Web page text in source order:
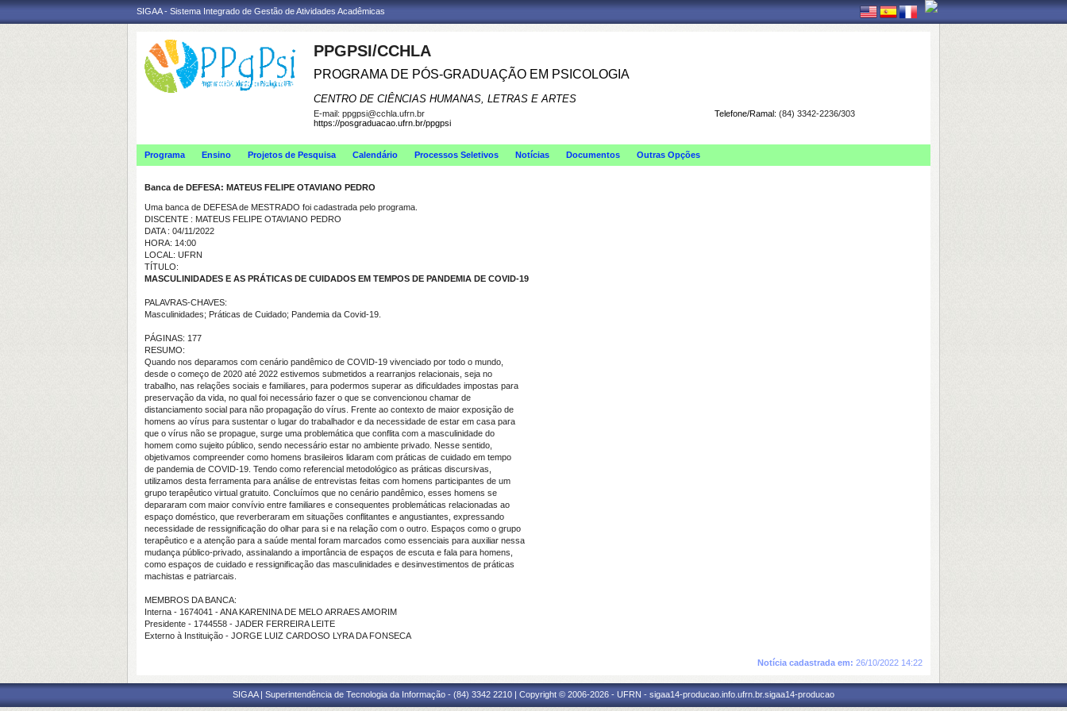
SIGAA - Sistema Integrado de Gestão de Atividades Acadêmicas
PPGPSI/CCHLA
PROGRAMA DE PÓS-GRADUAÇÃO EM PSICOLOGIA
CENTRO DE CIÊNCIAS HUMANAS, LETRAS E ARTES
Telefone/Ramal: (84) 3342-2236/303
E-mail: ppgpsi@cchla.ufrn.br
https://posgraduacao.ufrn.br/ppgpsi
Programa Ensino Projetos de Pesquisa Calendário Processos Seletivos Notícias Documentos Outras Opções
Banca de DEFESA: MATEUS FELIPE OTAVIANO PEDRO
Uma banca de DEFESA de MESTRADO foi cadastrada pelo programa.
DISCENTE : MATEUS FELIPE OTAVIANO PEDRO
DATA : 04/11/2022
HORA: 14:00
LOCAL: UFRN
TÍTULO:
MASCULINIDADES E AS PRÁTICAS DE CUIDADOS EM TEMPOS DE PANDEMIA DE COVID-19
PALAVRAS-CHAVES:
Masculinidades; Práticas de Cuidado; Pandemia da Covid-19.
PÁGINAS: 177
RESUMO:
Quando nos deparamos com cenário pandêmico de COVID-19 vivenciado por todo o mundo,
desde o começo de 2020 até 2022 estivemos submetidos a rearranjos relacionais, seja no
trabalho, nas relações sociais e familiares, para podermos superar as dificuldades impostas para
preservação da vida, no qual foi necessário fazer o que se convencionou chamar de
distanciamento social para não propagação do vírus. Frente ao contexto de maior exposição de
homens ao vírus para sustentar o lugar do trabalhador e da necessidade de estar em casa para
que o vírus não se propague, surge uma problemática que conflita com a masculinidade do
homem como sujeito público, sendo necessário estar no ambiente privado. Nesse sentido,
objetivamos compreender como homens brasileiros lidaram com práticas de cuidado em tempo
de pandemia de COVID-19. Tendo como referencial metodológico as práticas discursivas,
utilizamos desta ferramenta para análise de entrevistas feitas com homens participantes de um
grupo terapêutico virtual gratuito. Concluímos que no cenário pandêmico, esses homens se
depararam com maior convívio entre familiares e consequentes problemáticas relacionadas ao
espaço doméstico, que reverberaram em situações conflitantes e angustiantes, expressando
necessidade de ressignificação do olhar para si e na relação com o outro. Espaços como o grupo
terapêutico e a atenção para a saúde mental foram marcados como essenciais para auxiliar nessa
mudança público-privado, assinalando a importância de espaços de escuta e fala para homens,
como espaços de cuidado e ressignificação das masculinidades e desinvestimentos de práticas
machistas e patriarcais.
MEMBROS DA BANCA:
Interna - 1674041 - ANA KARENINA DE MELO ARRAES AMORIM
Presidente - 1744558 - JADER FERREIRA LEITE
Externo à Instituição - JORGE LUIZ CARDOSO LYRA DA FONSECA
Notícia cadastrada em: 26/10/2022 14:22
SIGAA | Superintendência de Tecnologia da Informação - (84) 3342 2210 | Copyright © 2006-2026 - UFRN - sigaa14-producao.info.ufrn.br.sigaa14-producao